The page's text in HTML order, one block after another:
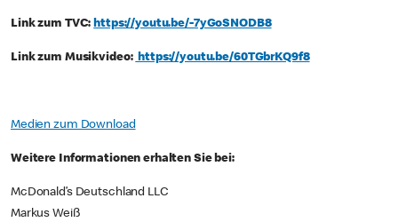
Link zum TVC: https://youtu.be/-7yGoSNODB8
Link zum Musikvideo: https://youtu.be/60TGbrKQ9f8
Medien zum Download
Weitere Informationen erhalten Sie bei:
McDonald’s Deutschland LLC
Markus Weiß